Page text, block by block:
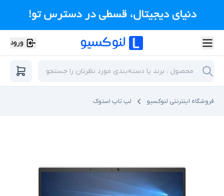
ورود
فروشگاه اینترنتی لنوکسیو لپ تاپ استوک